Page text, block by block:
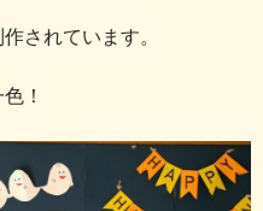
されています。
！